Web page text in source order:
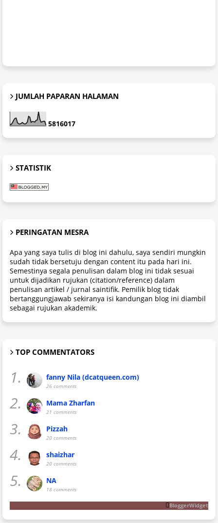
JUMLAH PAPARAN HALAMAN
5816017
STATISTIK
PERINGATAN MESRA
Apa yang saya tulis di blog ini dahulu, saya sendiri mungkin
sudah tidak bersetuju dengan content itu pada hari ini.
Semestinya segala penulisan dalam blog ini tidak sesuai
untuk dijadikan rujukan (citation/reference) dalam
penulisan artikel / jurnal saintifik. Pemilik blog tidak
bertanggungjawab sekiranya isi kandungan blog ini diambil
sebagai rujukan akademik.
TOP COMMENTATORS
1. fanny Nila (dcatqueen.com)
26 comments
2. Mama Zharfan
21 comments
3. Pizzah
20 comments
4. shaizhar
20 comments
5. NA
18 comments
BloggerWidget